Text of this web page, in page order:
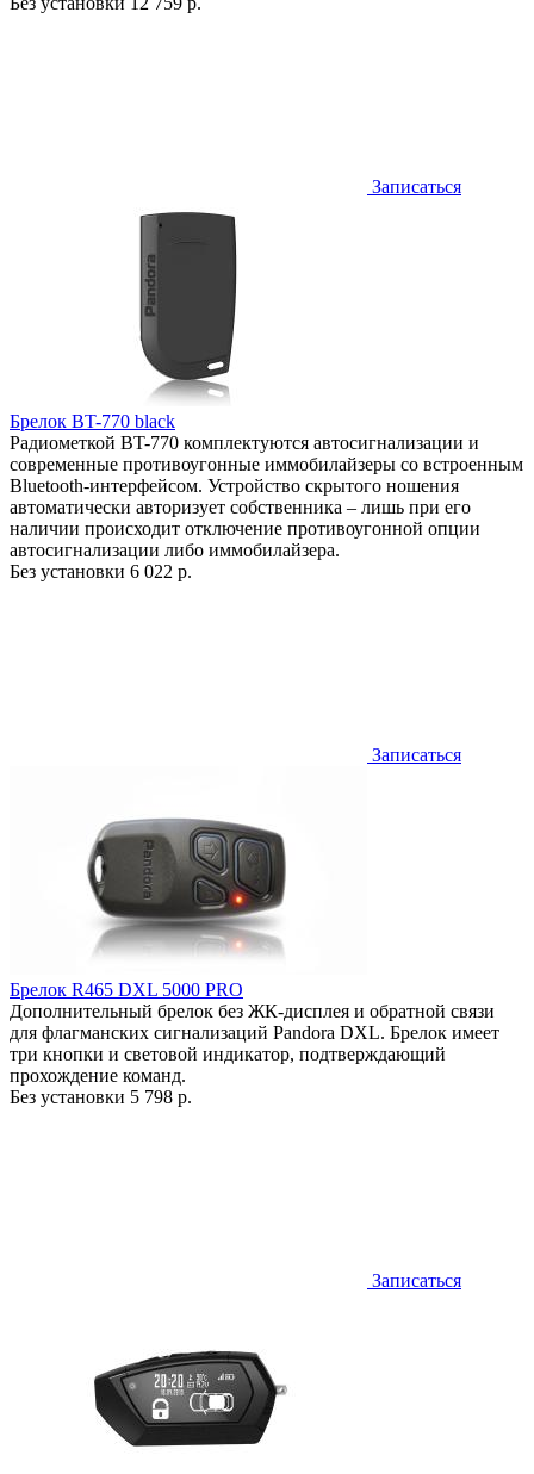
Записаться
Брелок BT-770 black
Радиометкой BT-770 комплектуются автосигнализации и
современные противоугонные иммобилайзеры со встроенным
Bluetooth-интерфейсом. Устройство скрытого ношения
автоматически авторизует собственника – лишь при его
наличии происходит отключение противоугонной опции
автосигнализации либо иммобилайзера.
Без установки 6 022 р.
Записаться
Брелок R465 DXL 5000 PRO
Дополнительный брелок без ЖК-дисплея и обратной связи
для флагманских сигнализаций Pandora DXL. Брелок имеет
три кнопки и световой индикатор, подтверждающий
прохождение команд.
Без установки 5 798 р.
Записаться